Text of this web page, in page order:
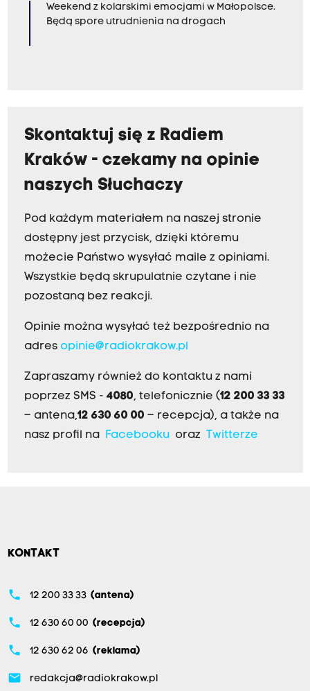
Weekend z kolarskimi emocjami w Małopolsce.
Będą spore utrudnienia na drogach
Skontaktuj się z Radiem
Kraków - czekamy na opinie
naszych Słuchaczy
Pod każdym materiałem na naszej stronie
dostępny jest przycisk, dzięki któremu
możecie Państwo wysyłać maile z opiniami.
Wszystkie będą skrupulatnie czytane i nie
pozostaną bez reakcji.
Opinie można wysyłać też bezpośrednio na
adres opinie@radiokrakow.pl
Zapraszamy również do kontaktu z nami
poprzez SMS - 4080, telefonicznie (12 200 33 33
– antena,12 630 60 00 – recepcja), a także na
nasz profil na
Facebookuoraz Twitterze
KONTAKT
phone 12 200 33 33 (antena)
phone 12 630 60 00 (recepcja)
phone 12 630 62 06 (reklama)
email redakcja@radiokrakow.pl